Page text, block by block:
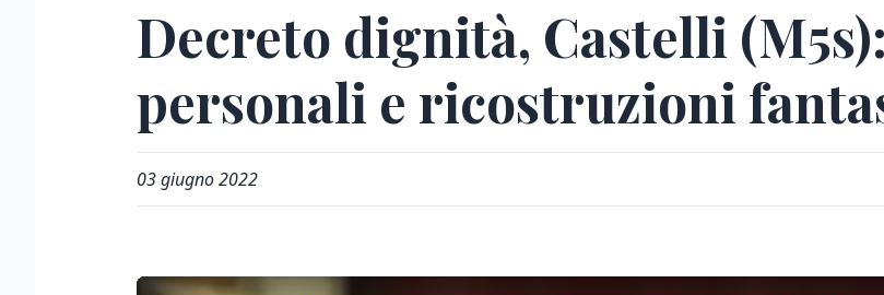
Decreto dignità, Castelli
personali e ricostruzioni
03 giugno 2022